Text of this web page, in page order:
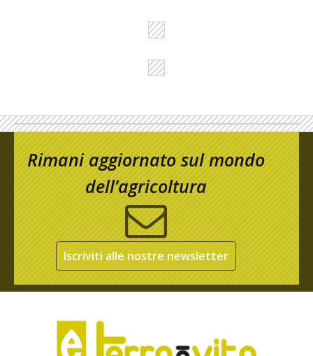
Rimani aggiornato sul mondo
dell’agricoltura
Iscriviti alle nostre newsletter